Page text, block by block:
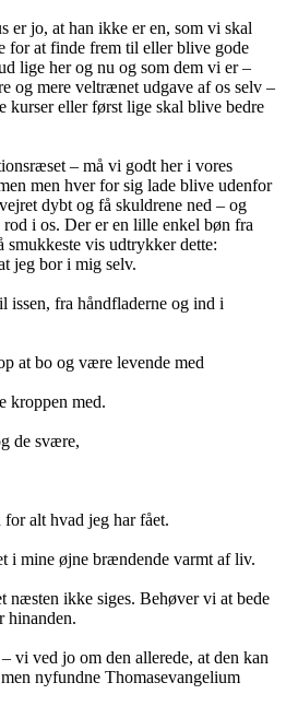
er jo, at han ikke er en, som vi skal
for at finde frem til eller blive gode
lige her og nu og som dem vi er –
og mere veltrænet udgave af os selv –
kurser eller først lige skal blive bedre
– må vi godt her i vores
men hver for sig lade blive udenfor
dybt og få skuldrene ned – og
i os. Der er en lille enkel bøn fra
smukkeste vis udtrykker dette:
jeg bor i mig selv.
fra håndfladerne og ind i
at bo og være levende med
kroppen med.
de svære,
alt hvad jeg har fået.
i mine øjne brændende varmt af liv.
næsten ikke siges. Behøver vi at bede
hinanden.
vi ved jo om den allerede, at den kan
nyfundne Thomasevangelium